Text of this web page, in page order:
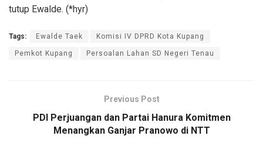
tutup Ewalde. (*hyr)
Tags: Ewalde Taek Komisi IV DPRD Kota Kupang
Pemkot Kupang Persoalan Lahan SD Negeri Tenau
Previous Post
PDI Perjuangan dan Partai Hanura Komitmen
Menangkan Ganjar Pranowo di NTT